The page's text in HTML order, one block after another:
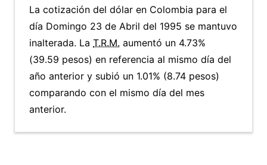
La cotización del dólar en Colombia para el
día Domingo 23 de Abril del 1995 se mantuvo
inalterada. La T.R.M. aumentó un 4.73%
(39.59 pesos) en referencia al mismo día del
año anterior y subió un 1.01% (8.74 pesos)
comparando con el mismo día del mes
anterior.